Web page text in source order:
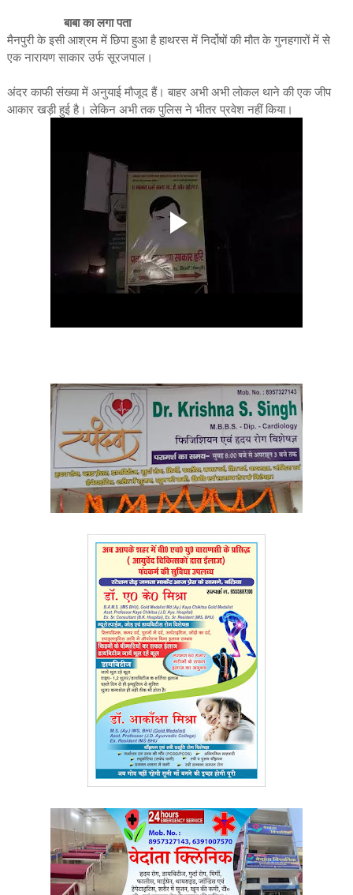
बाबा का लगा पता
मैनपुरी के इसी आश्रम में छिपा हुआ है हाथरस में निर्दोषों की मौत के गुनहगारों में से
एक नारायण साकार उर्फ सूरजपाल।
अंदर काफी संख्या में अनुयाई मौजूद हैं। बाहर अभी अभी लोकल थाने की एक जीप
आकार खड़ी हुई है। लेकिन अभी तक पुलिस ने भीतर प्रवेश नहीं किया।